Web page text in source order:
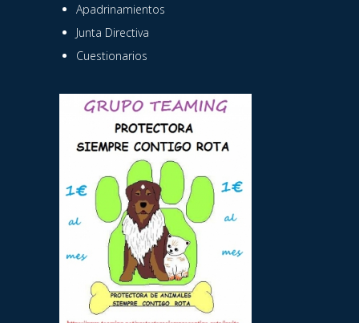
Apadrinamientos
Junta Directiva
Cuestionarios